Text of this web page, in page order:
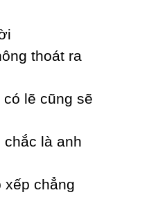
thoát ra
lẽ cũng sẽ
là anh
chẳng